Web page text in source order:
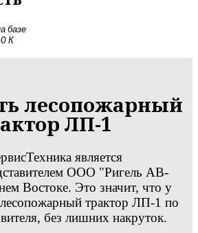
базе
К
лесопожарный
ЛП-1
является
ООО "Ригель АВ-
Востоке. Это значит, что у
трактор ЛП-1 по
без лишних накруток.